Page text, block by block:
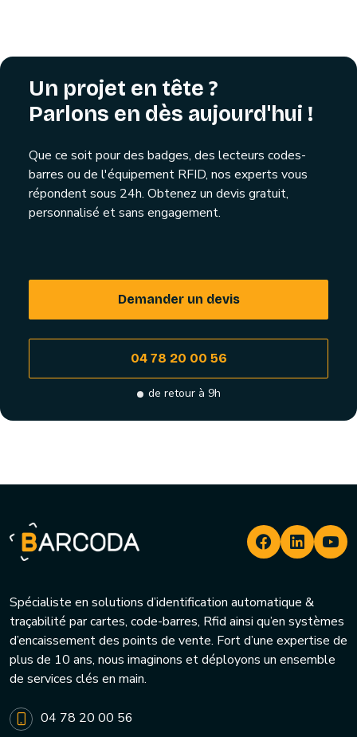
Un projet en tête ?
Parlons en dès aujourd'hui !
Que ce soit pour des badges, des lecteurs codes-
barres ou de l'équipement RFID, nos experts vous
répondent sous 24h. Obtenez un devis gratuit,
personnalisé et sans engagement.
Demander un devis
04 78 20 00 56
de retour à 9h
Spécialiste en solutions d’identification automatique &
traçabilité par cartes, code-barres, Rfid ainsi qu’en systèmes
d’encaissement des points de vente. Fort d’une expertise de
plus de 10 ans, nous imaginons et déployons un ensemble
de services clés en main.
04 78 20 00 56